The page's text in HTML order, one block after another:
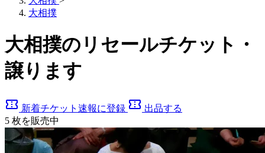
大相撲
大相撲のリセールチケット・
譲ります
confirmation_number 新着チケット速報に登録 confirmation_number 出品する
5 枚を販売中